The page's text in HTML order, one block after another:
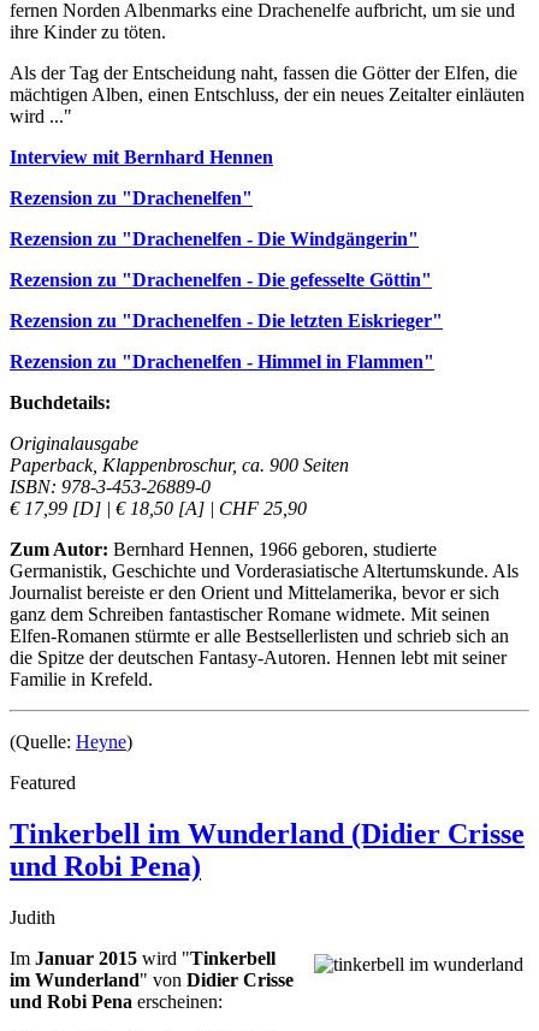
fernen Norden Albenmarks eine Drachenelfe aufbricht, um sie und
ihre Kinder zu töten.
Als der Tag der Entscheidung naht, fassen die Götter der Elfen, die
mächtigen Alben, einen Entschluss, der ein neues Zeitalter einläuten
wird ..."
Interview mit Bernhard Hennen
Rezension zu "Drachenelfen"
Rezension zu "Drachenelfen - Die Windgängerin"
Rezension zu "Drachenelfen - Die gefesselte Göttin"
Rezension zu "Drachenelfen - Die letzten Eiskrieger"
Rezension zu "Drachenelfen - Himmel in Flammen"
Buchdetails:
Originalausgabe
Paperback, Klappenbroschur, ca. 900 Seiten
ISBN: 978-3-453-26889-0
€ 17,99 [D] | € 18,50 [A] | CHF 25,90
Zum Autor: Bernhard Hennen, 1966 geboren, studierte
Germanistik, Geschichte und Vorderasiatische Altertumskunde. Als
Journalist bereiste er den Orient und Mittelamerika, bevor er sich
ganz dem Schreiben fantastischer Romane widmete. Mit seinen
Elfen-Romanen stürmte er alle Bestsellerlisten und schrieb sich an
die Spitze der deutschen Fantasy-Autoren. Hennen lebt mit seiner
Familie in Krefeld.
(Quelle: Heyne)
Featured
Tinkerbell im Wunderland (Didier Crisse
und Robi Pena)
Judith
Im Januar 2015 wird "Tinkerbell
im Wunderland" von Didier Crisse
und Robi Pena erscheinen: